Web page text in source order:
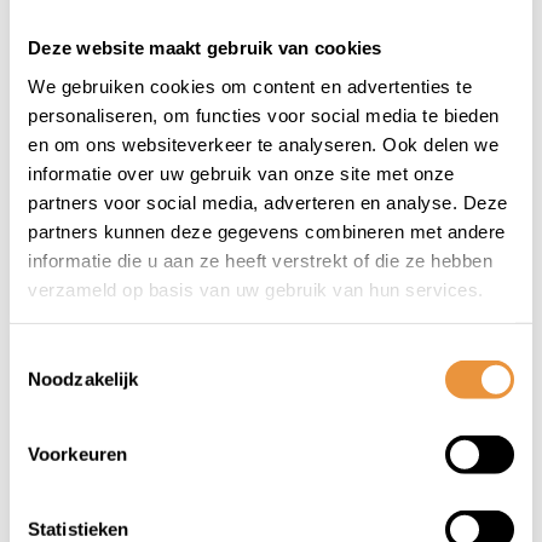
Deze website maakt gebruik van cookies
We gebruiken cookies om content en advertenties te
personaliseren, om functies voor social media te bieden
en om ons websiteverkeer te analyseren. Ook delen we
informatie over uw gebruik van onze site met onze
partners voor social media, adverteren en analyse. Deze
partners kunnen deze gegevens combineren met andere
informatie die u aan ze heeft verstrekt of die ze hebben
verzameld op basis van uw gebruik van hun services.
Noodzakelijk
Voorkeuren
Statistieken
Wheel reflection
tape BLAUW
Op voorraad
12,95
LED Sport vest USB
Zwart
Op voorraad
17,95